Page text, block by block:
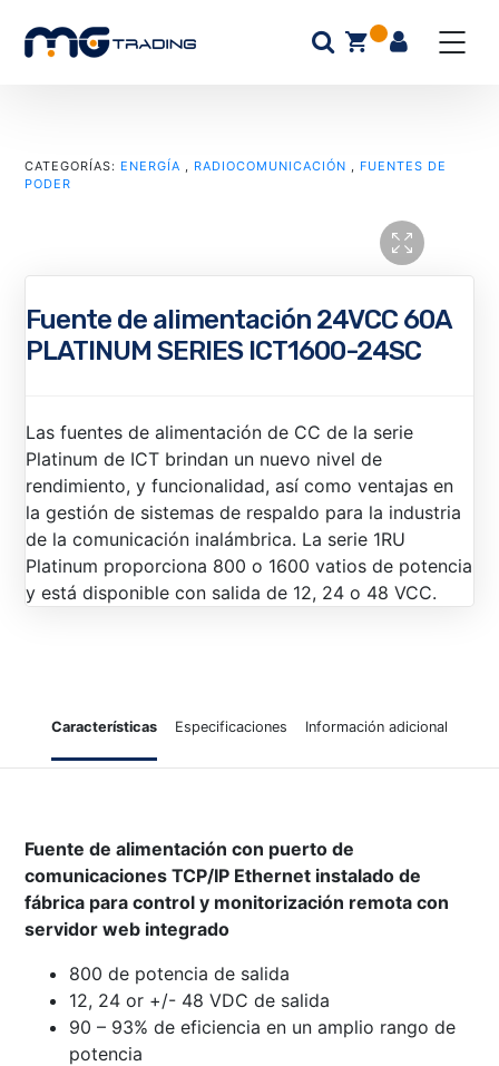
CATEGORÍAS: ENERGÍA , RADIOCOMUNICACIÓN , FUENTES DE
PODER
Fuente de alimentación 24VCC 60A
PLATINUM SERIES ICT1600-24SC
Las fuentes de alimentación de CC de la serie
Platinum de ICT brindan un nuevo nivel de
rendimiento, y funcionalidad, así como ventajas en
la gestión de sistemas de respaldo para la industria
de la comunicación inalámbrica. La serie 1RU
Platinum proporciona 800 o 1600 vatios de potencia
y está disponible con salida de 12, 24 o 48 VCC.
Características Especificaciones Información adicional
Fuente de alimentación con puerto de
comunicaciones TCP/IP Ethernet instalado de
fábrica para control y monitorización remota con
servidor web integrado
800 de potencia de salida
12, 24 or +/- 48 VDC de salida
90 – 93% de eficiencia en un amplio rango de
potencia